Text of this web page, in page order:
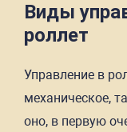
Виды
роллет
Управление в
механическое,
оно, в первую